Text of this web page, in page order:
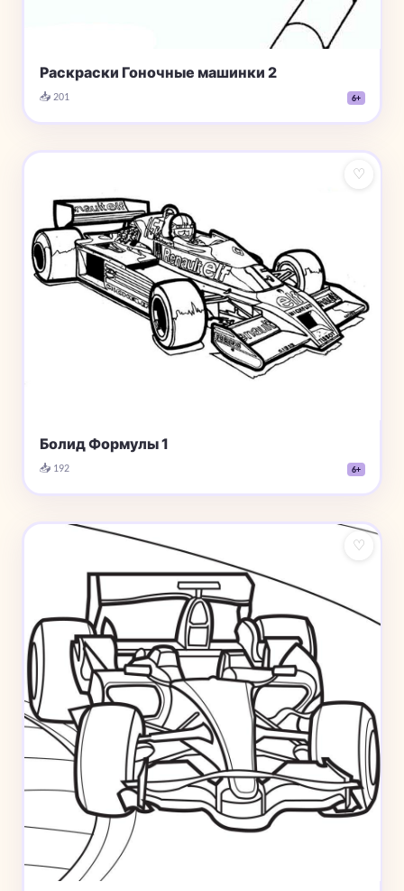
Раскраски Гоночные машинки 2
📥 201 6+
♡
Болид Формулы 1
📥 192 6+
♡